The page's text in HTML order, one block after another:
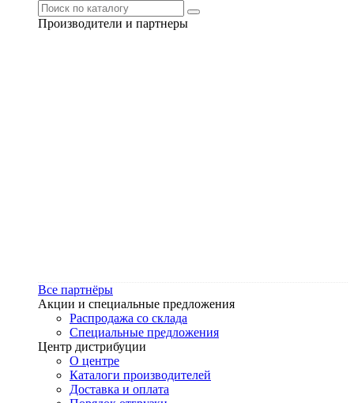
Производители и партнеры
Все партнёры
Акции и специальные предложения
Распродажа со склада
Специальные предложения
Центр дистрибуции
О центре
Каталоги производителей
Доставка и оплата